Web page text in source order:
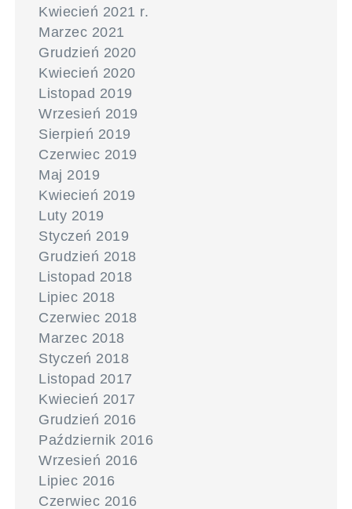
Kwiecień 2021 r.
Marzec 2021
Grudzień 2020
Kwiecień 2020
Listopad 2019
Wrzesień 2019
Sierpień 2019
Czerwiec 2019
Maj 2019
Kwiecień 2019
Luty 2019
Styczeń 2019
Grudzień 2018
Listopad 2018
Lipiec 2018
Czerwiec 2018
Marzec 2018
Styczeń 2018
Listopad 2017
Kwiecień 2017
Grudzień 2016
Październik 2016
Wrzesień 2016
Lipiec 2016
Czerwiec 2016